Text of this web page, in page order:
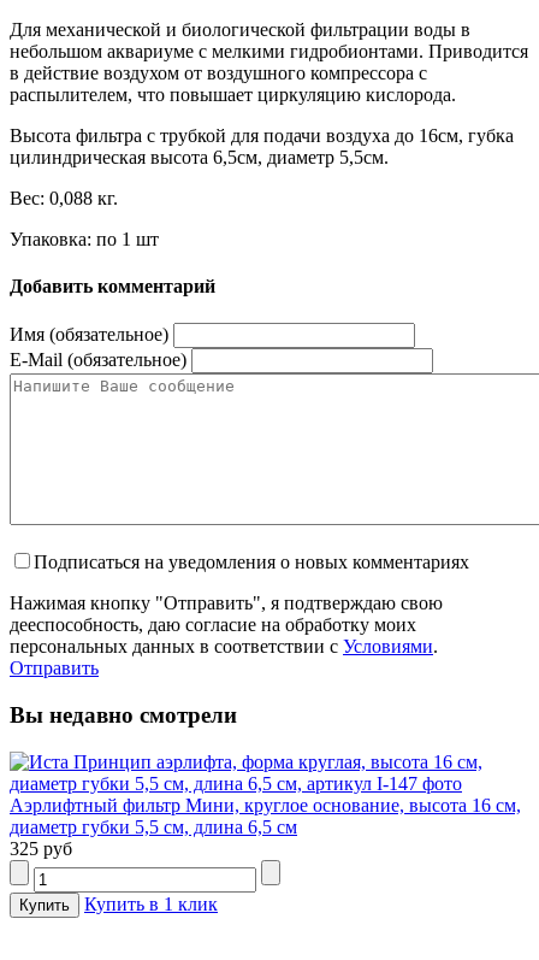
Для механической и биологической фильтрации воды в
небольшом аквариуме с мелкими гидробионтами. Приводится
в действие воздухом от воздушного компрессора с
распылителем, что повышает циркуляцию кислорода.
Высота фильтра с трубкой для подачи воздуха до 16см, губка
цилиндрическая высота 6,5см, диаметр 5,5см.
Вес: 0,088 кг.
Упаковка: по 1 шт
Добавить комментарий
Имя (обязательное)
E-Mail (обязательное)
Подписаться на уведомления о новых комментариях
Нажимая кнопку "Отправить", я подтверждаю свою
дееспособность, даю согласие на обработку моих
персональных данных в соответствии с Условиями.
Отправить
Вы недавно смотрели
Аэрлифтный фильтр Мини, круглое основание, высота 16 см,
диаметр губки 5,5 см, длина 6,5 см
325 руб
Купить в 1 клик